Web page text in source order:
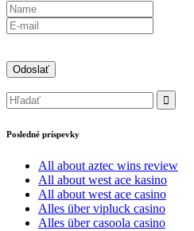
Posledné príspevky
All about aztec wins review
All about west ace kasino
All about west ace casino
Alles über vipluck casino
Alles über casoola casino